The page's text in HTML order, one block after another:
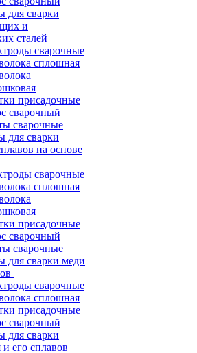
для сварки
и
сталей
сварочные
сплошная
присадочные
сварочный
сварочные
для сварки
на основе
сварочные
сплошная
присадочные
сварочный
сварочные
для сварки меди
сварочные
сплошная
присадочные
сварочный
для сварки
его сплавов